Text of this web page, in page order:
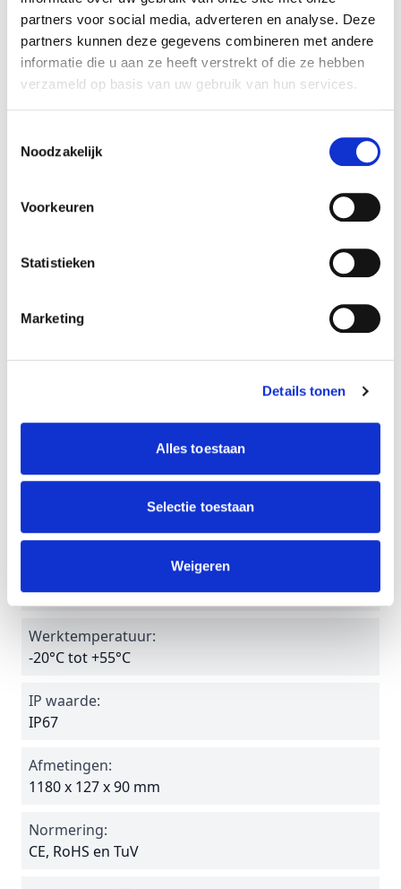
partners voor social media, adverteren en analyse. Deze
partners kunnen deze gegevens combineren met andere
informatie die u aan ze heeft verstrekt of die ze hebben
verzameld op basis van uw gebruik van hun services.
Noodzakelijk
Voorkeuren
Statistieken
Marketing
Details tonen
Alles toestaan
Selectie toestaan
Weigeren
IK10
Voltage:
15000 lm
1500 lm
Testfunctie:
50.000 branduren
5 jaar
Werktemperatuur:
-20°C tot +55°C
IP waarde:
IP67
Afmetingen:
1180 x 127 x 90 mm
Normering:
CE, RoHS en TuV